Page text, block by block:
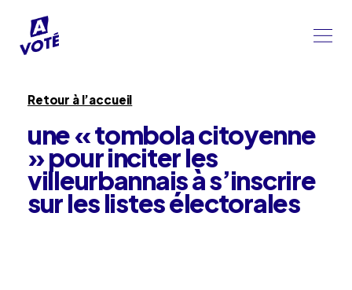
Retour à l’accueil
une « tombola citoyenne
» pour inciter les
villeurbannais à s’inscrire
sur les listes électorales